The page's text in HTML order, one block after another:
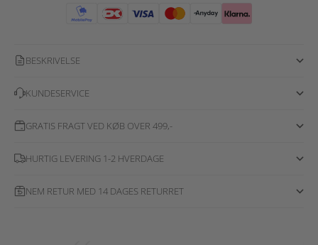
BESKRIVELSE
KUNDESERVICE
GRATIS FRAGT VED KØB OVER 499,-
HURTIG LEVERING 1-2 HVERDAGE
NEM RETUR MED 14 DAGES RETURRET